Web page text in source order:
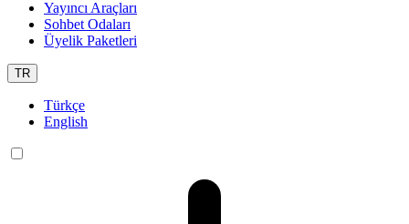
Yayıncı Araçları
Sohbet Odaları
Üyelik Paketleri
TR
Türkçe
English